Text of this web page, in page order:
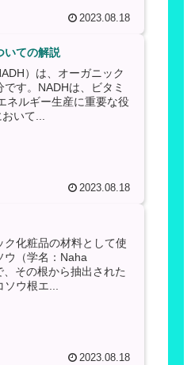
2023.08.18
いての解説
）は、オーガニック
す。NADHは、ビタミ
ネルギー生産に重要な役
いて...
2023.08.18
ク化粧品の材料として使
ウ（学名：Naha
その根から抽出された
ウ根エ...
2023.08.18